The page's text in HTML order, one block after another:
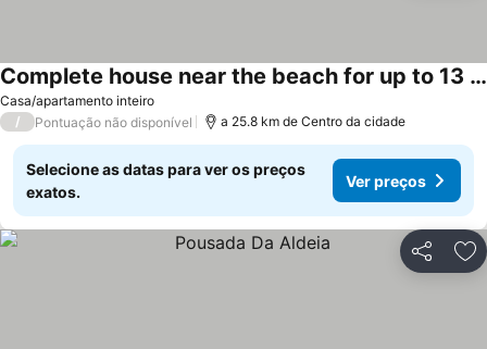
Casa/apartamento inteiro
Complete house near the beach for up to 13 people.
Ver preços
/ Pontuação não disponível a 25.8 km de Centro da cidade
Selecione as datas para ver os preços
exatos.
Ver preços
Partilhar